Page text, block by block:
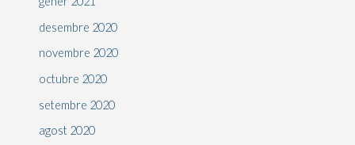
desembre 2020
novembre 2020
octubre 2020
setembre 2020
agost 2020